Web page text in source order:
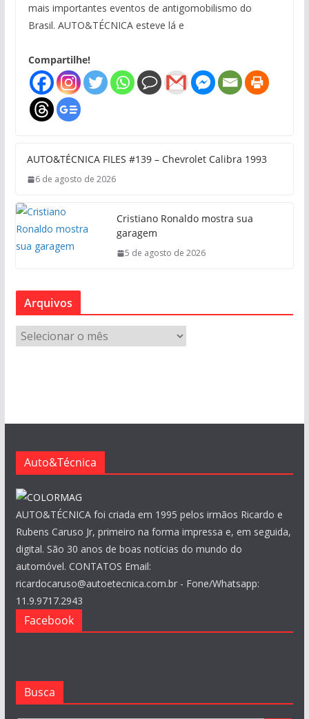
mais importantes eventos de antigomobilismo do
Brasil. AUTO&TÉCNICA esteve lá e
Compartilhe!
AUTO&TÉCNICA FILES #139 – Chevrolet Calibra 1993
6 de agosto de 2026
Cristiano Ronaldo mostra sua
garagem
5 de agosto de 2026
Arquivos
r
s
Auto&Técnica
AUTO&TÉCNICA foi criada em 1995 pelos irmãos Ricardo e
Rubens Caruso Jr, primeiro na forma impressa e, em seguida,
digital. São 30 anos de boas notícias do mundo do
automóvel. CONTATOS Email:
ricardocaruso@autoetecnica.com.br - Fone/Whatsapp:
11.9.9717.2943
Facebook
Busca